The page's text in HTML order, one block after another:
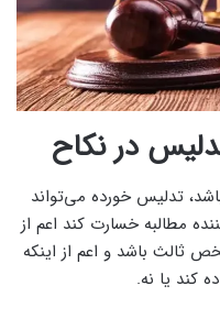
در نکاح
تدلیس خورده می‌تواند
مطالبه خسارت کند اعم از
ثالث باشد و اعم از اینکه
کند یا نه.